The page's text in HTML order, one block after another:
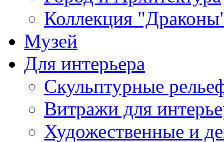
Коллекция
Музей
Для интерьера
Скульптурные
Витражи для
Художественные и